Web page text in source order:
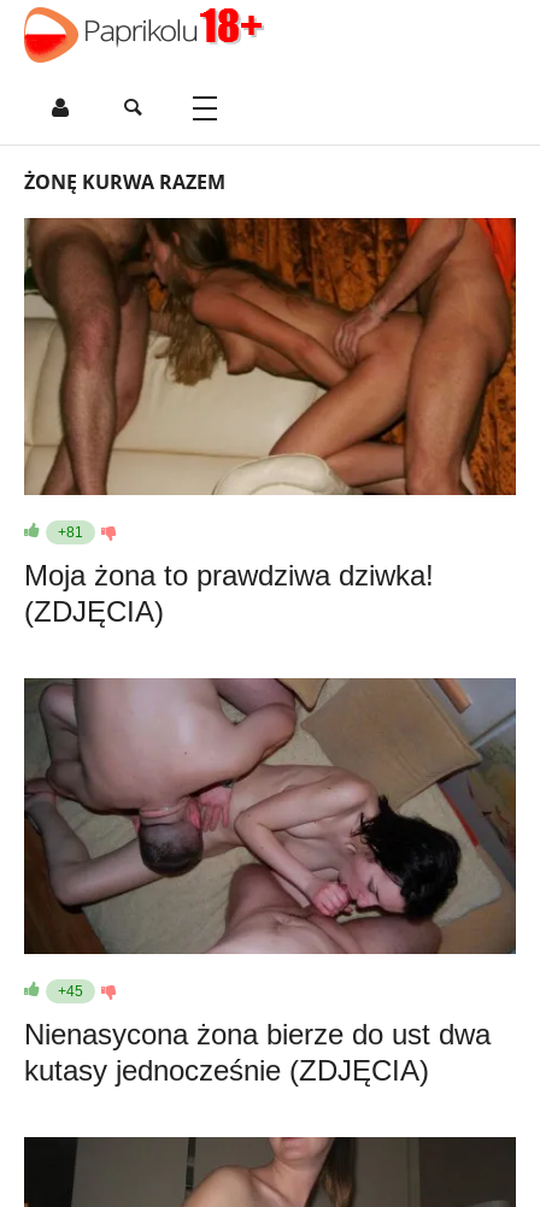
ŻONĘ KURWA RAZEM
+81
Moja żona to prawdziwa dziwka!
(ZDJĘCIA)
+45
Nienasycona żona bierze do ust dwa
kutasy jednocześnie (ZDJĘCIA)